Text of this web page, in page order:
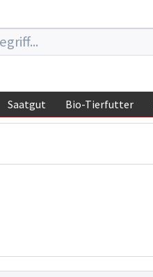
Saatgut Bio-Tierfutter